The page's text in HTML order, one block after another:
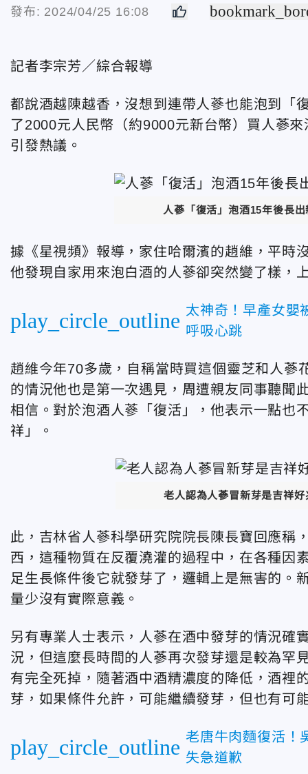
發布: 2024/04/25 16:08
記者李宗芳／綜合報導
都說酒越陳越香，沒想到連帶人蔘也能泡到「
了2000元人民幣（約9000元新台幣）買人蔘
引發熱議。
人蔘「復活」泡酒15年後長出
據《星視頻》報導，家住哈爾濱的趙維，平時
他發現自家用來泡白酒的人蔘卻突然變了樣，
play_circle_outline 太神奇！早產女
呼吸心跳
趙維今年70多歲，自稱當時買這個靈芝和人蔘
的情況他也是第一次遇見，周遭親友同事聽聞
相信。對於泡酒人蔘「復活」，他表示一點也
祥」。
老人認為人蔘冒新芽是吉祥好
此，吉林省人蔘科學研究院院長陳長寶回應稱
西，這種物質在反覆澆灌的過程中，在各種因
足生長條件後它就發芽了，邏輯上是無害的。
量少沒有實際意義。
另有專業人士表示，人蔘在酒中發芽的情況確
況，但這麼長時間的人蔘再次發芽還是較為罕
有完全死掉，隨著酒中酒精濃度的降低，酒裡
芽，如果條件允許，可能繼續發芽，但也有可
play_circle_outline 老唐牛肉麵復活
失急道歉